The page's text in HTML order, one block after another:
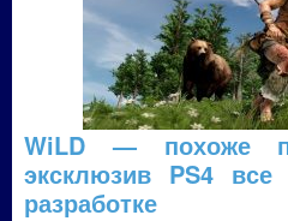
WiLD — похоже
эксклюзив PS4
разработке